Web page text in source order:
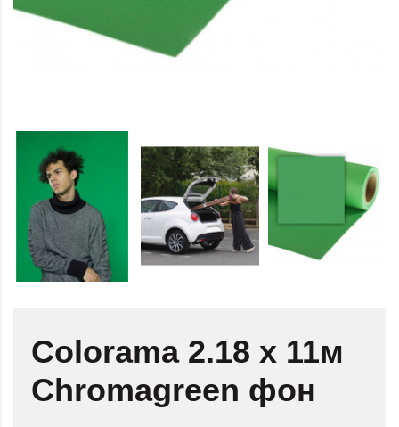
Colorama 2.18 x 11м
Chromagreen фон